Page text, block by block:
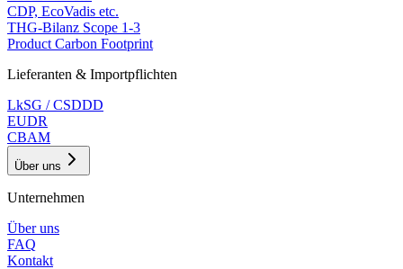
CDP, EcoVadis etc.
THG-Bilanz Scope 1-3
Product Carbon Footprint
Lieferanten & Importpflichten
LkSG / CSDDD
EUDR
CBAM
Über uns
Unternehmen
Über uns
FAQ
Kontakt